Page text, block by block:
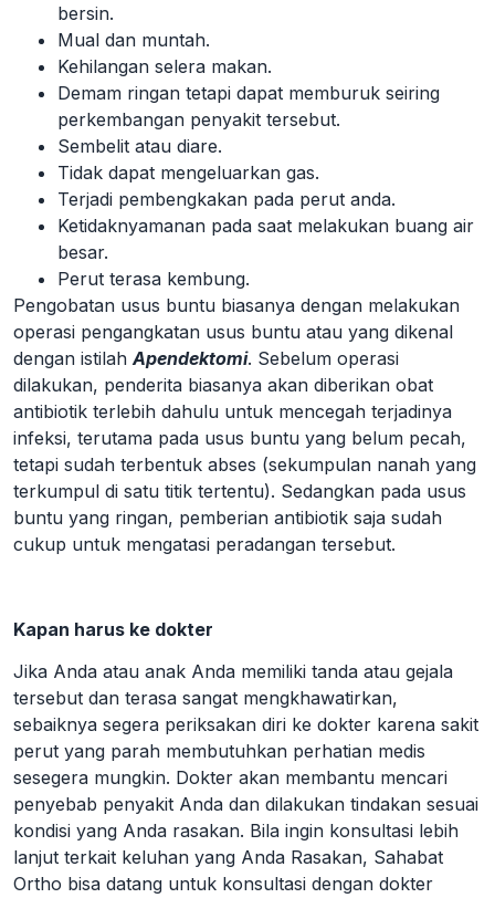
bersin.
Mual dan muntah.
Kehilangan selera makan.
Demam ringan tetapi dapat memburuk seiring
perkembangan penyakit tersebut.
Sembelit atau diare.
Tidak dapat mengeluarkan gas.
Terjadi pembengkakan pada perut anda.
Ketidaknyamanan pada saat melakukan buang air
besar.
Perut terasa kembung.
Pengobatan usus buntu biasanya dengan melakukan
operasi pengangkatan usus buntu atau yang dikenal
dengan istilah Apendektomi. Sebelum operasi
dilakukan, penderita biasanya akan diberikan obat
antibiotik terlebih dahulu untuk mencegah terjadinya
infeksi, terutama pada usus buntu yang belum pecah,
tetapi sudah terbentuk abses (sekumpulan nanah yang
terkumpul di satu titik tertentu). Sedangkan pada usus
buntu yang ringan, pemberian antibiotik saja sudah
cukup untuk mengatasi peradangan tersebut.
Kapan harus ke dokter
Jika Anda atau anak Anda memiliki tanda atau gejala
tersebut dan terasa sangat mengkhawatirkan,
sebaiknya segera periksakan diri ke dokter karena sakit
perut yang parah membutuhkan perhatian medis
sesegera mungkin. Dokter akan membantu mencari
penyebab penyakit Anda dan dilakukan tindakan sesuai
kondisi yang Anda rasakan. Bila ingin konsultasi lebih
lanjut terkait keluhan yang Anda Rasakan, Sahabat
Ortho bisa datang untuk konsultasi dengan dokter